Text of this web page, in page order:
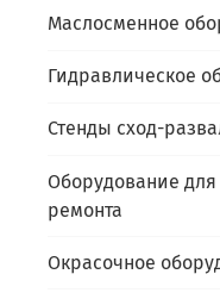
Маслосменное
Гидравлическое
Стенды сход-
Оборудование для
ремонта
Окрасочное